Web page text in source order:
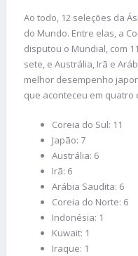
Ao todo, 12 seleções da
do Mundo. Entre elas, a
disputou o Mundial, com
sete, e Austrália, Irã e
melhor desempenho
que aconteceu em quatro
Coreia do Sul: 11
Japão: 7
Austrália: 6
Irã: 6
Arábia Saudita: 6
Coreia do Norte: 6
Indonésia: 1
Kuwait: 1
Iraque: 1